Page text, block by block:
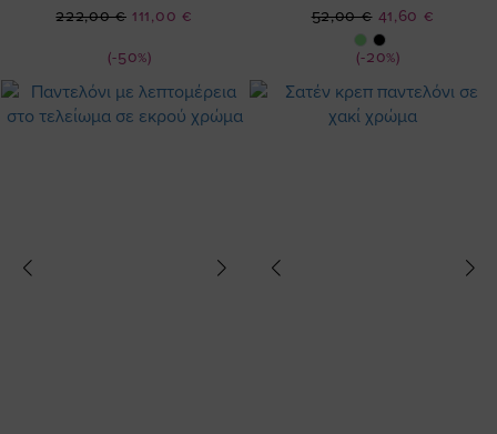
(-50%)
Ειδική
111,00 €
222,00 €
(-20%)
Ειδική
Τιμή
41,60 €
52,00 €